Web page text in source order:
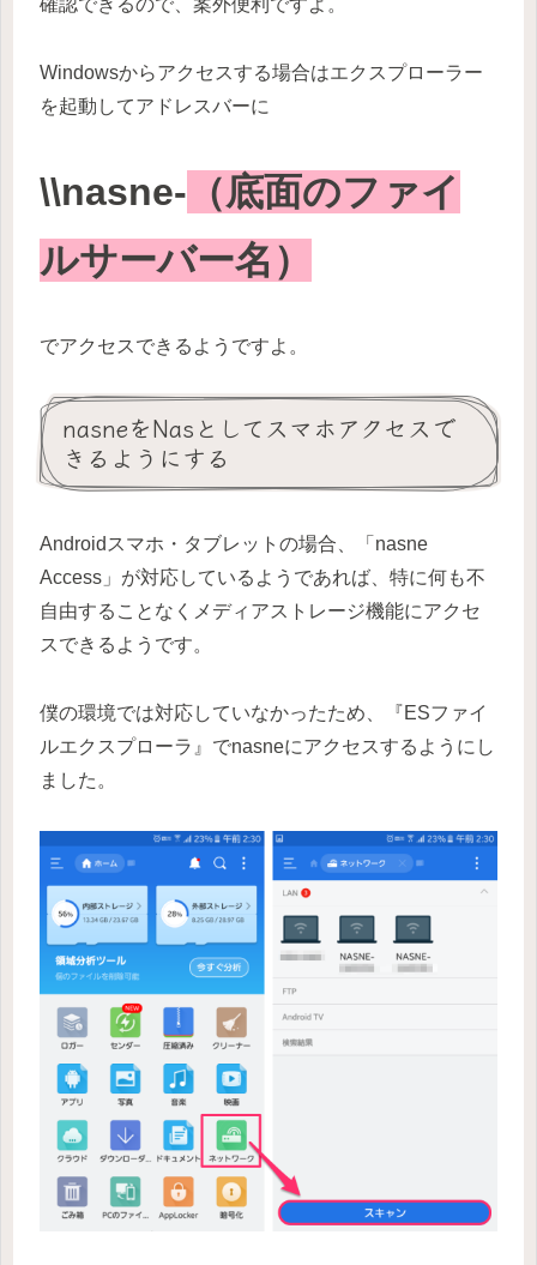
確認できるので、案外便利ですよ。
Windowsからアクセスする場合はエクスプローラー
を起動してアドレスバーに
\\nasne- （底面のファイ
ルサーバー名）
でアクセスできるようですよ。
nasneをNasとしてスマホアクセスで
きるようにする
Androidスマホ・タブレットの場合、「nasne
Access」が対応しているようであれば、特に何も不
自由することなくメディアストレージ機能にアクセ
スできるようです。
僕の環境では対応していなかったため、『ESファイ
ルエクスプローラ』でnasneにアクセスするようにし
ました。